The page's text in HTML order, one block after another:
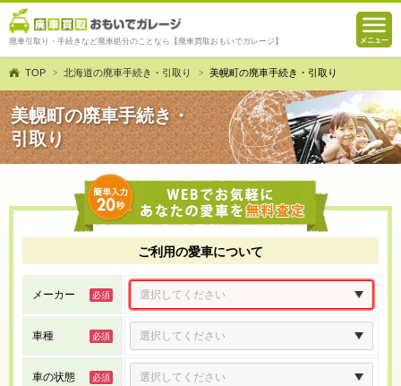
廃車引取り・手続きなど廃車処分のことなら【廃車買取おもいでガレージ】
TOP 北海道の廃車手続き・引取り 美幌町の廃車手続き・引取り
美幌町の廃車手続き・
引取り
ご利用の愛車について
メーカー
車種
車の状態